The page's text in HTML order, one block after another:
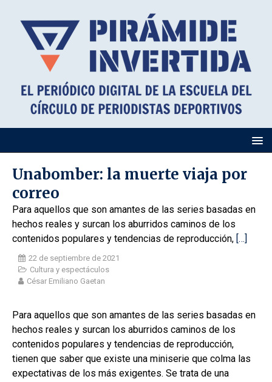
Unabomber: la muerte viaja por
correo
Para aquellos que son amantes de las series basadas en
hechos reales y surcan los aburridos caminos de los
contenidos populares y tendencias de reproducción, […]
22 de septiembre de 2021
Cultura y espectáculos
César Emiliano Gaetan
Para aquellos que son amantes de las series basadas en
hechos reales y surcan los aburridos caminos de los
contenidos populares y tendencias de reproducción,
tienen que saber que existe una miniserie que colma las
expectativas de los más exigentes. Se trata de una